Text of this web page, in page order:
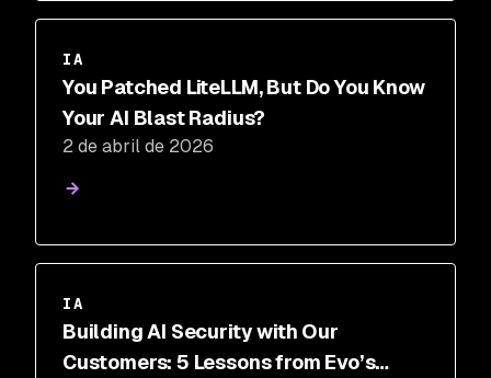
IA
You Patched LiteLLM, But Do You Know
Your AI Blast Radius?
2 de abril de 2026
IA
Building AI Security with Our
Customers: 5 Lessons from Evo’s